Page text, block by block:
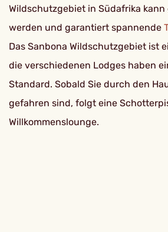
Wildschutzgebiet in Südafrika
werden und garantiert spannende
Das Sanbona Wildschutzgebiet ist
die verschiedenen Lodges haben
Standard. Sobald Sie durch den
gefahren sind, folgt eine
Willkommenslounge.